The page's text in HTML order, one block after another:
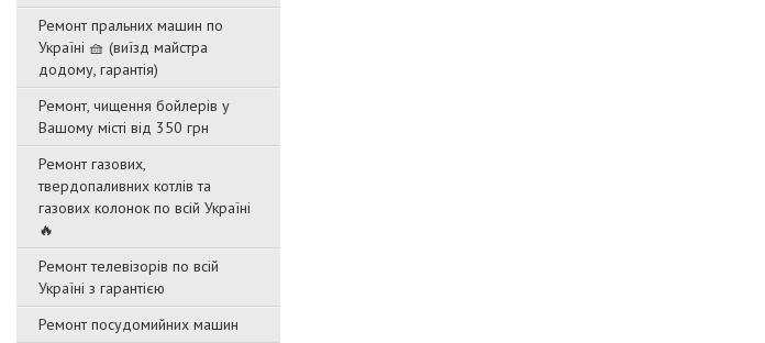
Ремонт пральних машин по
Україні 🧺 (виїзд майстра
додому, гарантія)
Ремонт, чищення бойлерів у
Вашому місті від 350 грн
Ремонт газових,
твердопаливних котлів та
газових колонок по всій Україні
🔥
Ремонт телевізорів по всій
Україні з гарантією
Ремонт посудомийних машин